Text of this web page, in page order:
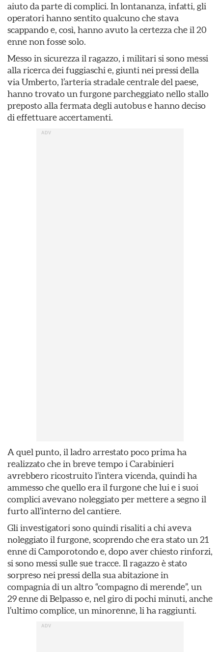
aiuto da parte di complici. In lontananza, infatti, gli
operatori hanno sentito qualcuno che stava
scappando e, così, hanno avuto la certezza che il 20
enne non fosse solo.
Messo in sicurezza il ragazzo, i militari si sono messi
alla ricerca dei fuggiaschi e, giunti nei pressi della
via Umberto, l’arteria stradale centrale del paese,
hanno trovato un furgone parcheggiato nello stallo
preposto alla fermata degli autobus e hanno deciso
di effettuare accertamenti.
A quel punto, il ladro arrestato poco prima ha
realizzato che in breve tempo i Carabinieri
avrebbero ricostruito l’intera vicenda, quindi ha
ammesso che quello era il furgone che lui e i suoi
complici avevano noleggiato per mettere a segno il
furto all’interno del cantiere.
Gli investigatori sono quindi risaliti a chi aveva
noleggiato il furgone, scoprendo che era stato un 21
enne di Camporotondo e, dopo aver chiesto rinforzi,
si sono messi sulle sue tracce. Il ragazzo è stato
sorpreso nei pressi della sua abitazione in
compagnia di un altro “compagno di merende”, un
29 enne di Belpasso e, nel giro di pochi minuti, anche
l’ultimo complice, un minorenne, li ha raggiunti.